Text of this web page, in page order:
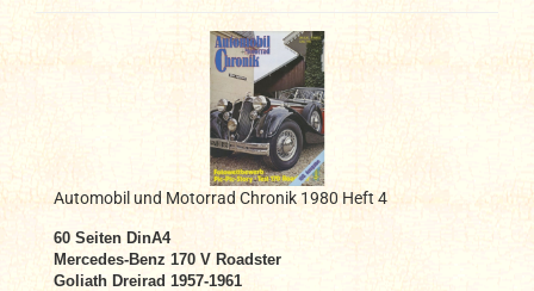
Automobil und Motorrad Chronik 1980 Heft 4
60 Seiten DinA4
Mercedes-Benz 170 V Roadster
Goliath Dreirad 1957-1961